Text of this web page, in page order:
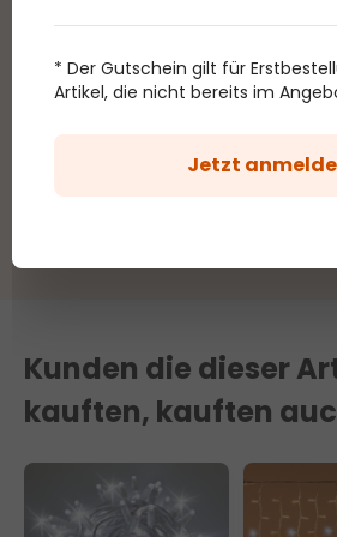
* Der Gutschein gilt für
Artikel, die nicht bereits im
Jetzt
Im Moment gibt es keine
können Ihre Bewertung schreiben
bekommen werden.
Kunden die dieser
kauften, kauften